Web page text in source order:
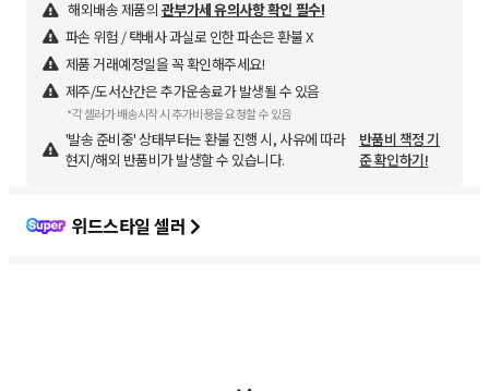
해외배송 제품의 관부가세 유의사항 확인 필수!
파손 위험 / 택배사 과실로 인한 파손은 환불 X
제품 거래예정일을 꼭 확인해주세요!
제주/도서산간은 추가운송료가 발생될 수 있음
*각 셀러가 배송시작 시 추가비용을 요청할 수 있음
'발송 준비중' 상태부터는 환불 진행 시, 사유에 따라
현지/해외 반품비가 발생할 수 있습니다.
반품비 책정 기
준 확인하기!
위드스타일 셀러